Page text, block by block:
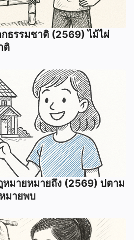
ธรรมชาติ (2569) ไม้ไผ่
ติ
หมายหมายถึง (2569) ปตาม
มายพบ